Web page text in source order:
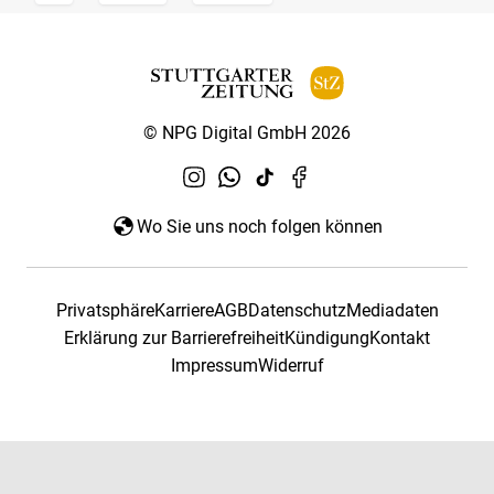
© NPG Digital GmbH 2026
Wo Sie uns noch folgen können
PrivatsphäreKarriereAGBDatenschutzMediadaten
Erklärung zur BarrierefreiheitKündigungKontakt
ImpressumWiderruf